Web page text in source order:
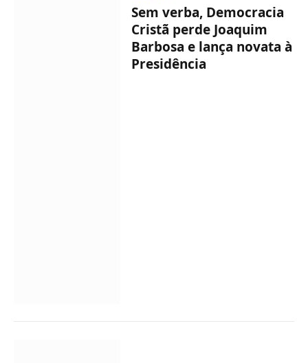
Sem verba, Democracia
Cristã perde Joaquim
Barbosa e lança novata à
Presidência